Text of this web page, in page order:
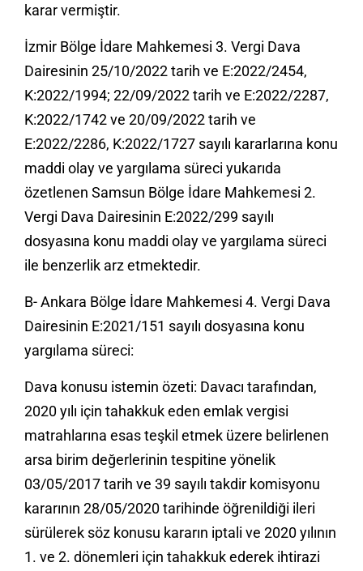
karar vermiştir.
İzmir Bölge İdare Mahkemesi 3. Vergi Dava
Dairesinin 25/10/2022 tarih ve E:2022/2454,
K:2022/1994; 22/09/2022 tarih ve E:2022/2287,
K:2022/1742 ve 20/09/2022 tarih ve
E:2022/2286, K:2022/1727 sayılı kararlarına konu
maddi olay ve yargılama süreci yukarıda
özetlenen Samsun Bölge İdare Mahkemesi 2.
Vergi Dava Dairesinin E:2022/299 sayılı
dosyasına konu maddi olay ve yargılama süreci
ile benzerlik arz etmektedir.
B- Ankara Bölge İdare Mahkemesi 4. Vergi Dava
Dairesinin E:2021/151 sayılı dosyasına konu
yargılama süreci:
Dava konusu istemin özeti: Davacı tarafından,
2020 yılı için tahakkuk eden emlak vergisi
matrahlarına esas teşkil etmek üzere belirlenen
arsa birim değerlerinin tespitine yönelik
03/05/2017 tarih ve 39 sayılı takdir komisyonu
kararının 28/05/2020 tarihinde öğrenildiği ileri
sürülerek söz konusu kararın iptali ve 2020 yılının
1. ve 2. dönemleri için tahakkuk ederek ihtirazi